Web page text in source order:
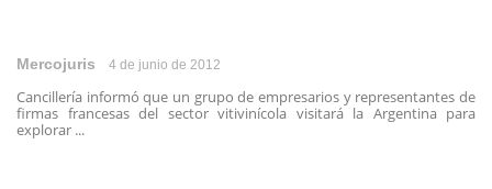
Mercojuris 4 de junio de 2012
Cancillería informó que un grupo de empresarios y representantes de
firmas francesas del sector vitivinícola visitará la Argentina para
explorar ...